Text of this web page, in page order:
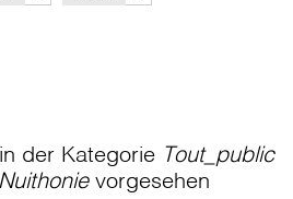
der Kategorie Tout_public
Nuithonievorgesehen